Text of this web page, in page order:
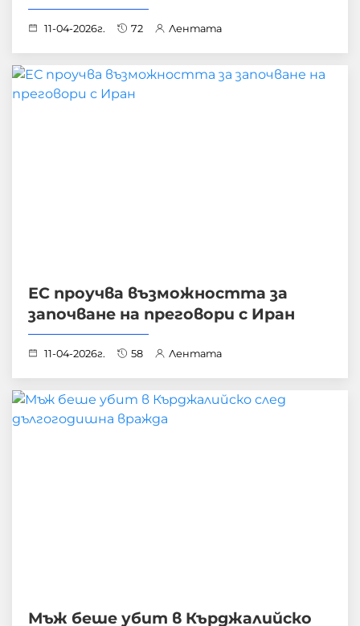
11-04-2026г. 72 Лентата
ЕС проучва възможността за
започване на преговори с Иран
11-04-2026г. 58 Лентата
Мъж беше убит в Кърджалийско